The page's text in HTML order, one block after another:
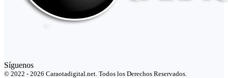
Síguenos
© 2022 - 2026 Caraotadigital.net. Todos los Derechos Reservados.